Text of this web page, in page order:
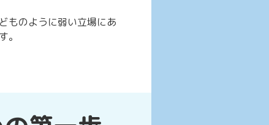
ものように弱い立場にあ
。